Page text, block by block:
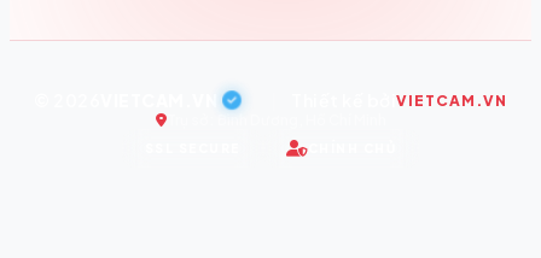
VIETCAM.VN
Trụ sở: Bình Dương, Hồ Chí Minh
CHÍNH CHỦ